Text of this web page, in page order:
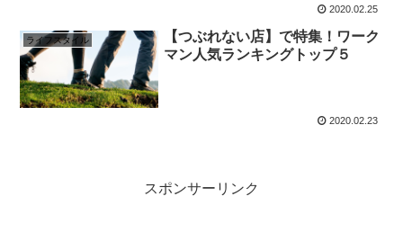
2020.02.25
ライフスタイル
【つぶれない店】で特集！ワーク
マン人気ランキングトップ５
2020.02.23
スポンサーリンク